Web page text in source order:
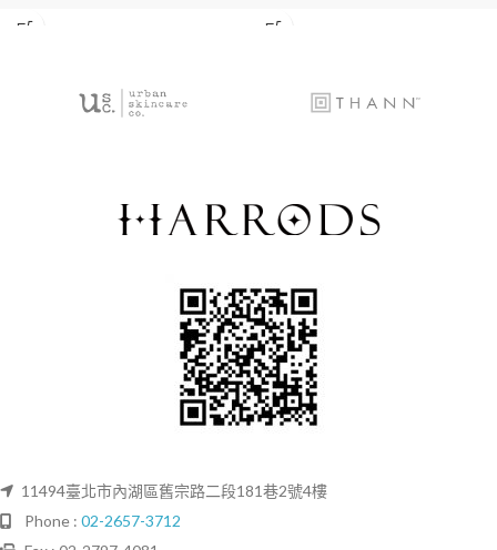
11494臺北市內湖區舊宗路二段181巷2號4樓
Phone : 02-2657-3712